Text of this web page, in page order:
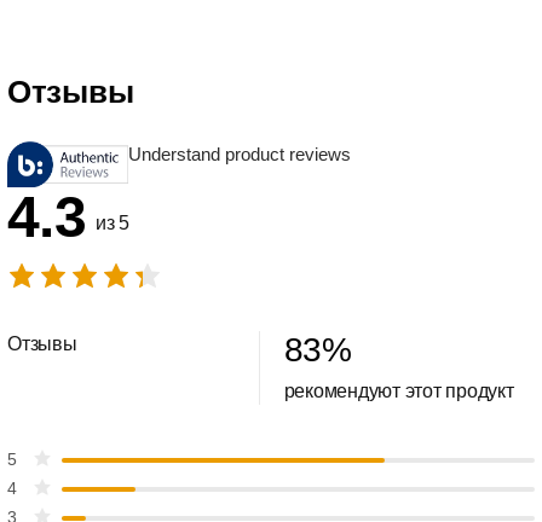
Отзывы
Understand product reviews
4.3 из 5
Отзывы 83%
рекомендуют этот продукт
5
4
3